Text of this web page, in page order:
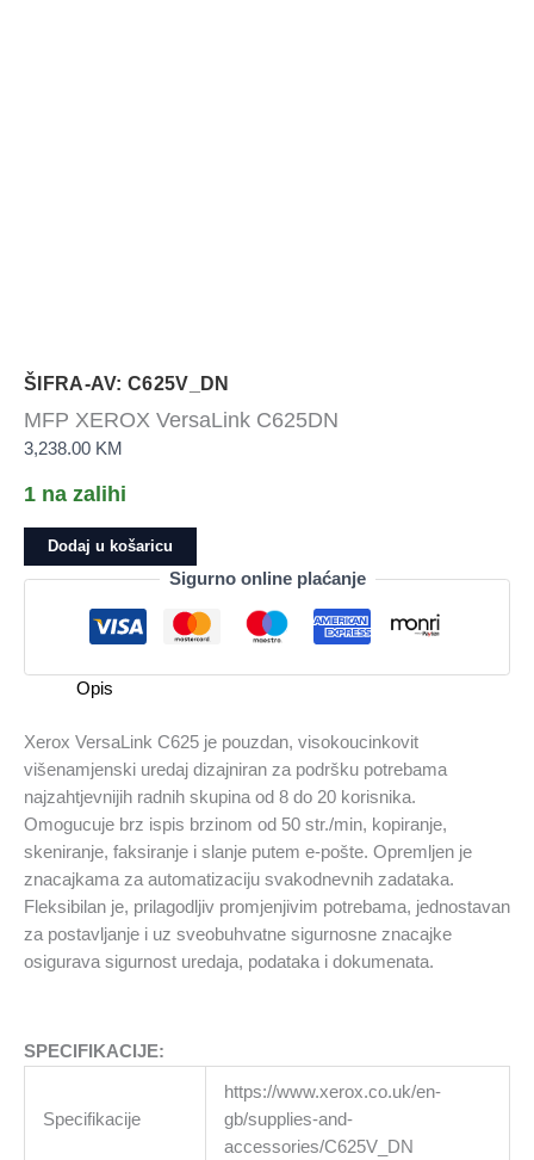
ŠIFRA-AV: C625V_DN
MFP XEROX VersaLink C625DN
3,238.00 KM
1 na zalihi
MFP
XEROX
Dodaj u košaricu
Sigurno online plaćanje
Opis
Xerox VersaLink C625 je pouzdan, visokoucinkovit
višenamjenski uredaj dizajniran za podršku potrebama
najzahtjevnijih radnih skupina od 8 do 20 korisnika.
Omogucuje brz ispis brzinom od 50 str./min, kopiranje,
skeniranje, faksiranje i slanje putem e-pošte. Opremljen je
znacajkama za automatizaciju svakodnevnih zadataka.
Fleksibilan je, prilagodljiv promjenjivim potrebama, jednostavan
za postavljanje i uz sveobuhvatne sigurnosne znacajke
osigurava sigurnost uredaja, podataka i dokumenata.
SPECIFIKACIJE:
Specifikacije
https://www.xerox.co.uk/en-
gb/supplies-and-
accessories/C625V_DN